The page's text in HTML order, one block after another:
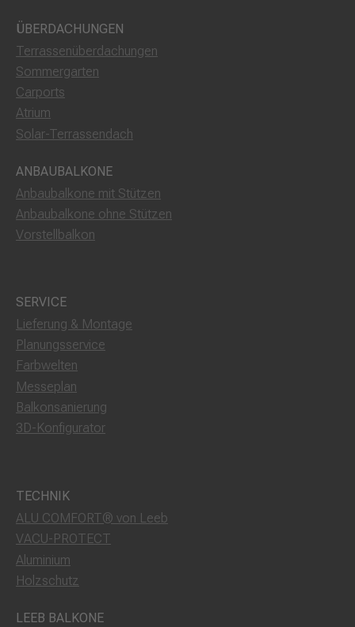
ÜBERDACHUNGEN
Terrassenüberdachungen
Sommergarten
Carports
Atrium
Solar-Terrassendach
ANBAUBALKONE
Anbaubalkone mit Stützen
Anbaubalkone ohne Stützen
Vorstellbalkon
SERVICE
Lieferung & Montage
Planungsservice
Farbwelten
Messeplan
Balkonsanierung
3D-Konfigurator
TECHNIK
ALU COMFORT® von Leeb
VACU-PROTECT
Aluminium
Holzschutz
LEEB BALKONE